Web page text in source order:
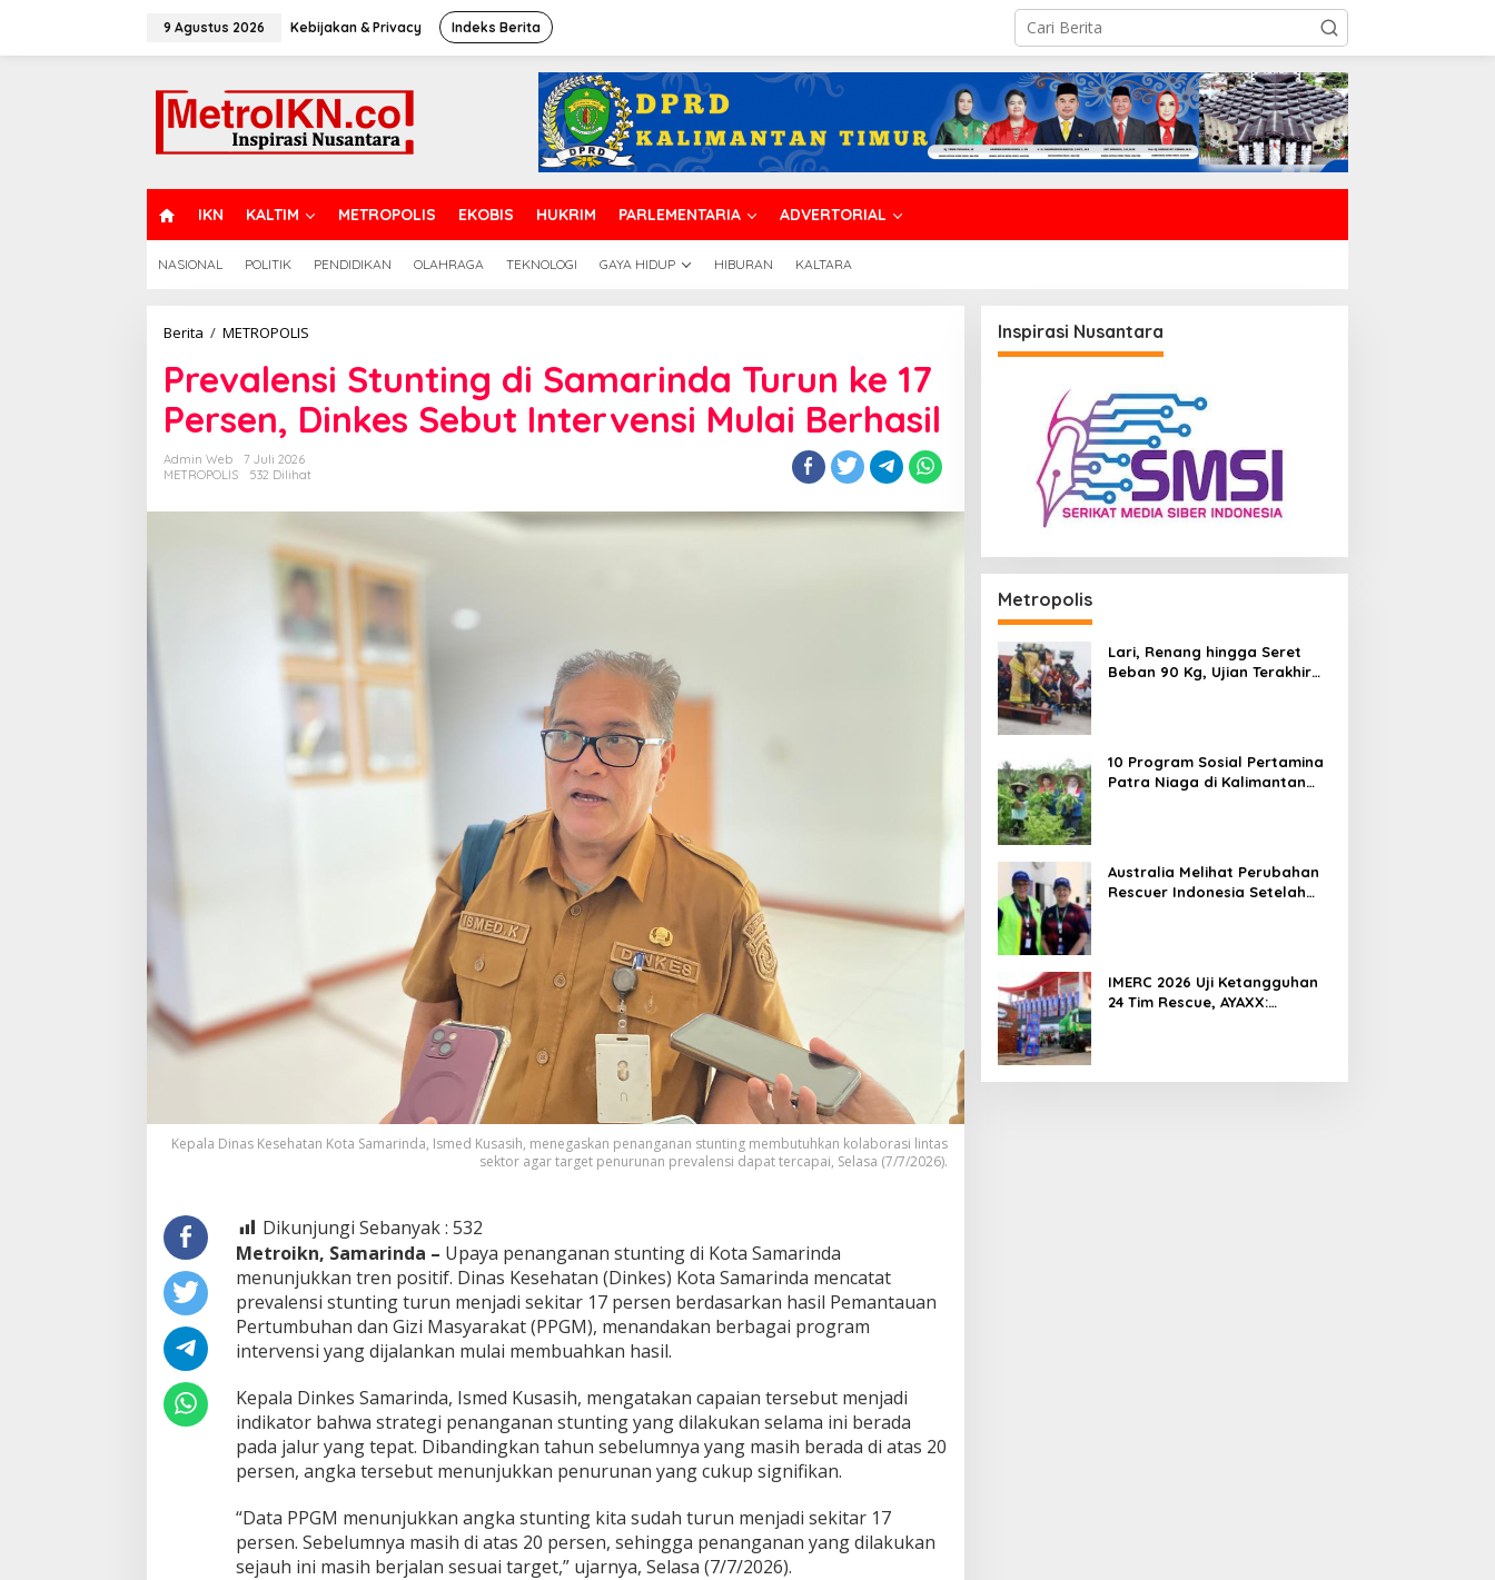
9 Agustus 2026 Kebijakan & Privacy Indeks Berita
O
M
IKN KALTIM METROPOLIS EKOBIS HUKRIM PARLEMENTARIA ADVERTORIAL
NASIONAL POLITIK PENDIDIKAN OLAHRAGA TEKNOLOGI GAYA HIDUP HIBURAN KALTARA
Berita / METROPOLIS
di
Samarinda
Turun
ke
Persen,
Sebut
Mulai
Berhasil
Prevalensi Stunting di Samarinda Turun ke 17
Persen, Dinkes Sebut Intervensi Mulai Berhasil
Admin Web
7 Juli 2026
METROPOLIS
532 Dilihat
Kepala Dinas Kesehatan Kota Samarinda, Ismed Kusasih, menegaskan penanganan stunting membutuhkan kolaborasi lintas
sektor agar target penurunan prevalensi dapat tercapai, Selasa (7/7/2026).
Dikunjungi Sebanyak : 532
Metroikn, Samarinda – Upaya penanganan stunting di Kota Samarinda
menunjukkan tren positif. Dinas Kesehatan (Dinkes) Kota Samarinda mencatat
prevalensi stunting turun menjadi sekitar 17 persen berdasarkan hasil Pemantauan
Pertumbuhan dan Gizi Masyarakat (PPGM), menandakan berbagai program
intervensi yang dijalankan mulai membuahkan hasil.
Kepala Dinkes Samarinda, Ismed Kusasih, mengatakan capaian tersebut menjadi
indikator bahwa strategi penanganan stunting yang dilakukan selama ini berada
pada jalur yang tepat. Dibandingkan tahun sebelumnya yang masih berada di atas 20
persen, angka tersebut menunjukkan penurunan yang cukup signifikan.
“Data PPGM menunjukkan angka stunting kita sudah turun menjadi sekitar 17
persen. Sebelumnya masih di atas 20 persen, sehingga penanganan yang dilakukan
sejauh ini masih berjalan sesuai target,” ujarnya, Selasa (7/7/2026).
Inspirasi Nusantara
Metropolis
Lari, Renang hingga Seret
Beban 90 Kg, Ujian Terakhir
10 Program Sosial Pertamina
Patra Niaga di Kalimantan
Australia Melihat Perubahan
Rescuer Indonesia Setelah
IMERC 2026 Uji Ketangguhan
24 Tim Rescue, AYAXX: